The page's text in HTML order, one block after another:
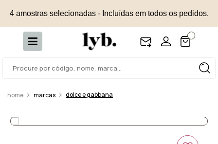
4 amostras selecionadas - Incluídas em todos os pedidos.
marcas dolce e gabbana